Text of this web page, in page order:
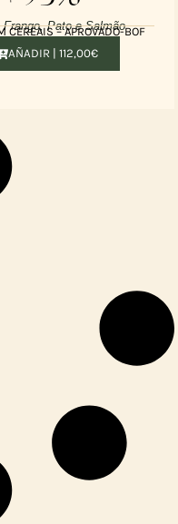
Frango, Pato e Salmão
CEREAIS – APROVADO-BOF
AÑADIR |112,00€